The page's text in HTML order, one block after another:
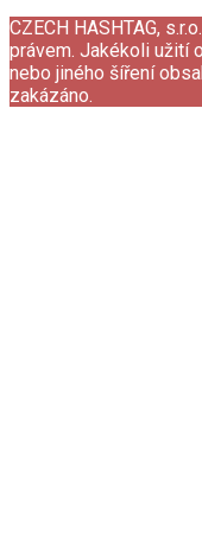
CZECH HASHTAG,
právem. Jakékoli užití
nebo jiného šíření
zakázáno.